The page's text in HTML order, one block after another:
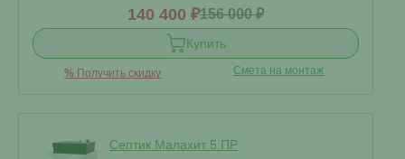
140 400 ₽156 000 ₽
Купить
% Получить скидку Смета на монтаж
Септик Малахит 5 ПР